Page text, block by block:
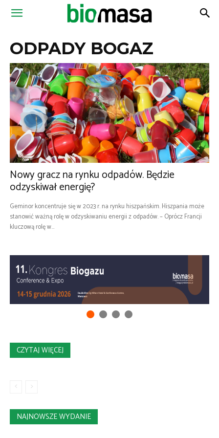
Magazyn
ODPADY BOGAZ
Nowy gracz na rynku odpadów. Będzie
odzyskiwał energię?
Geminor koncentruje się w 2023 r. na rynku hiszpańskim. Hiszpania może
stanowić ważną rolę w odzyskiwaniu energii z odpadów. – Oprócz Francji
kluczową rolę w...
CZYTAJ WIĘCEJ
NAJNOWSZE WYDANIE